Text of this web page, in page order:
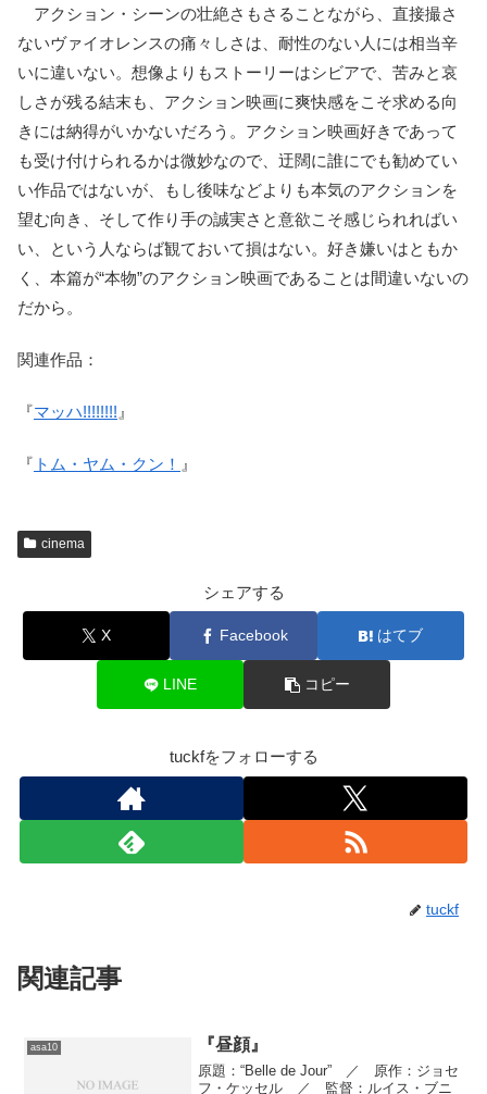
アクション・シーンの壮絶さもさることながら、直接撮さ
ないヴァイオレンスの痛々しさは、耐性のない人には相当辛
いに違いない。想像よりもストーリーはシビアで、苦みと哀
しさが残る結末も、アクション映画に爽快感をこそ求める向
きには納得がいかないだろう。アクション映画好きであって
も受け付けられるかは微妙なので、迂闊に誰にでも勧めてい
い作品ではないが、もし後味などよりも本気のアクションを
望む向き、そして作り手の誠実さと意欲こそ感じられればい
い、という人ならば観ておいて損はない。好き嫌いはともか
く、本篇が“本物”のアクション映画であることは間違いないの
だから。
関連作品：
『マッハ!!!!!!!! 』
『 トム・ヤム・クン！ 』
cinema
シェアする
X Facebook はてブ
LINE コピー
tuckfをフォローする
tuckf
関連記事
asa10 『昼顔』
原題：“Belle de Jour” ／ 原作：ジョセ
フ・ケッセル ／ 監督：ルイス・ブニ